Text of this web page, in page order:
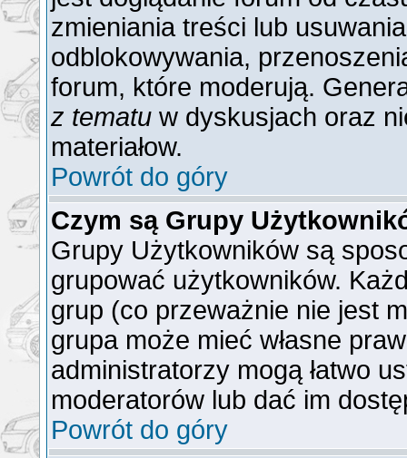
zmieniania treści lub
odblokowywania,
forum, które moderują.
z tematu w dyskusjach oraz
materiałow.
Powrót do góry
Czym są Grupy
Grupy Użytkowników są
grupować użytkowników.
grup (co przeważnie nie jest
grupa może mieć własne
administratorzy mogą łatwo
moderatorów lub dać im
Powrót do góry